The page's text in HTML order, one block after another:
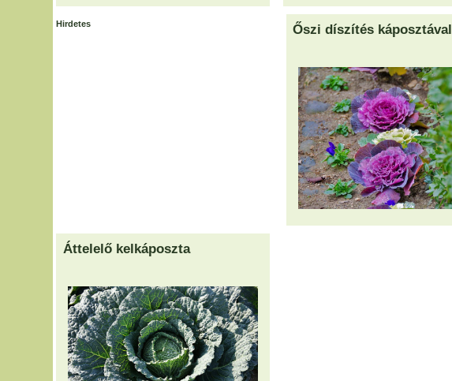
Hirdetes Őszi díszítés káposztával
Áttelelő kelkáposzta